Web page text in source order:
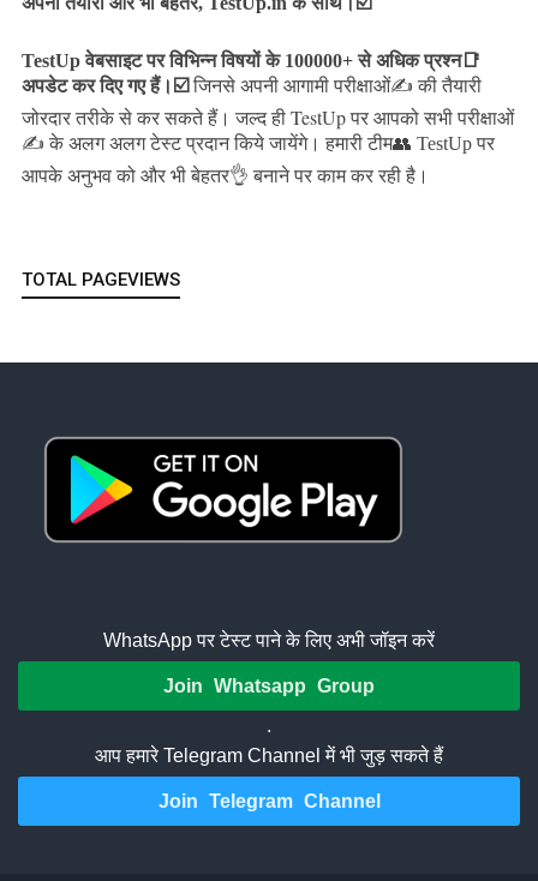
TestUp वेबसाइट पर विभिन्न विषयों के 100000+ से अधिक प्रश्न📑
अपडेट कर दिए गए हैं। ☑️ जिनसे अपनी आगामी परीक्षाओं✍️ की तैयारी
जोरदार तरीके से कर सकते हैं।जल्द ही TestUp पर आपको सभी परीक्षाओं
✍️ के अलग अलग टेस्ट प्रदान किये जायेंगे। हमारी टीम👥 TestUp पर
आपके अनुभव को और भी बेहतर👌 बनाने पर काम कर रही है।
TOTAL PAGEVIEWS
WhatsApp पर टेस्ट पाने के लिए अभी जॉइन करें
Join Whatsapp Group
.
आप हमारे Telegram Channel में भी जुड़ सकते हैं
Join Telegram Channel